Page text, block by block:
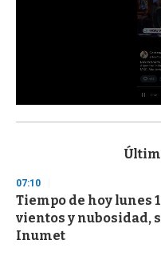
s
d
s
o
f
3
07:10
Tiempo de hoy lunes
vientos y nubosidad,
Inumet